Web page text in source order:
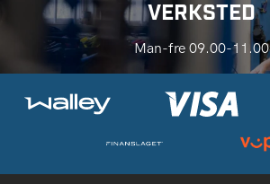
VERKSTED
Man-fre 09.00-11.00